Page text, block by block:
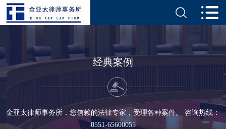
经典案例
金亚太律师事务所，您信赖的法律专家，受理各种案件。 咨询热线：
0551-65600055